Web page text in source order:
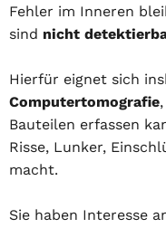
Fehler im Inneren
sind nicht
Hierfür eignet sich
Computertomografie
Bauteilen erfassen
Risse, Lunker,
macht.
Sie haben Interesse